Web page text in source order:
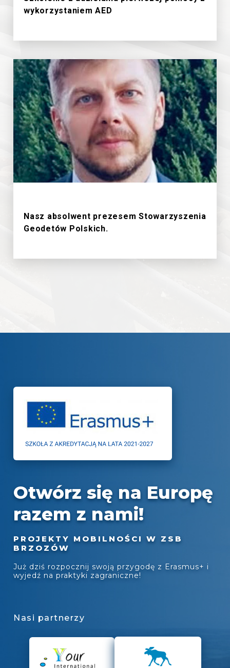
wykorzystaniem AED
Nasz absolwent prezesem Stowarzyszenia
Geodetów Polskich.
Otwórz się na Europę
razem z nami!
PROJEKTY MOBILNOŚCI W ZSB
BRZOZÓW
Już dziś rozpocznij swoją przygodę z Erasmus+ i
wyjedź na praktyki zagraniczne!
Nasi partnerzy